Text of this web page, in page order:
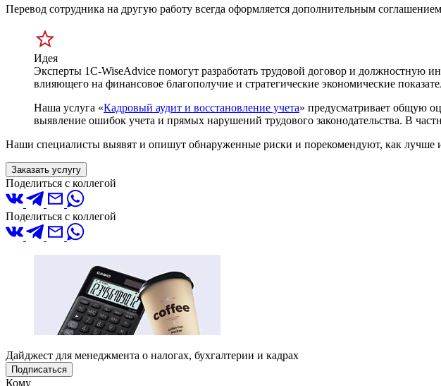
Перевод сотрудника на другую работу всегда оформляется дополнительным
Идея
Эксперты 1С-WiseAdvice помогут разработать трудовой договор и должностную
влияющего на финансовое благополучие и стратегические экономические
Наша услуга «Кадровый аудит и восстановление учета» предусматривает общую
выявление ошибок учета и прямых нарушений трудового законодательства. В
Наши специалисты выявят и опишут обнаруженные риски и порекомендуют, как лучше
Заказать услугу
Поделиться с коллегой
Поделиться с коллегой
Дайджест для менеджмента о налогах, бухгалтерии и кадрах
Подписаться
Кому